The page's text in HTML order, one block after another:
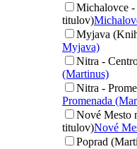
Michalovce
titulov)
Myjava
Myjava)
Nitra -
(Martinus)
Nitra -
Promenada
Nové Mesto
titulov)Nové
Poprad